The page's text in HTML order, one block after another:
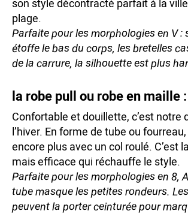
son style décontracté parfait à la
plage.
Parfaite pour les morphologies en V :
étoffe le bas du corps, les bretelles
de la carrure, la silhouette est plus
la robe pull ou robe en maille :
Confortable et douillette, c’est notre
l’hiver. En forme de tube ou fourreau,
encore plus avec un col roulé. C’est
mais efficace qui réchauffe le style.
Parfaite pour les morphologies en 8,
tube masque les petites rondeurs.
peuvent la porter ceinturée pour